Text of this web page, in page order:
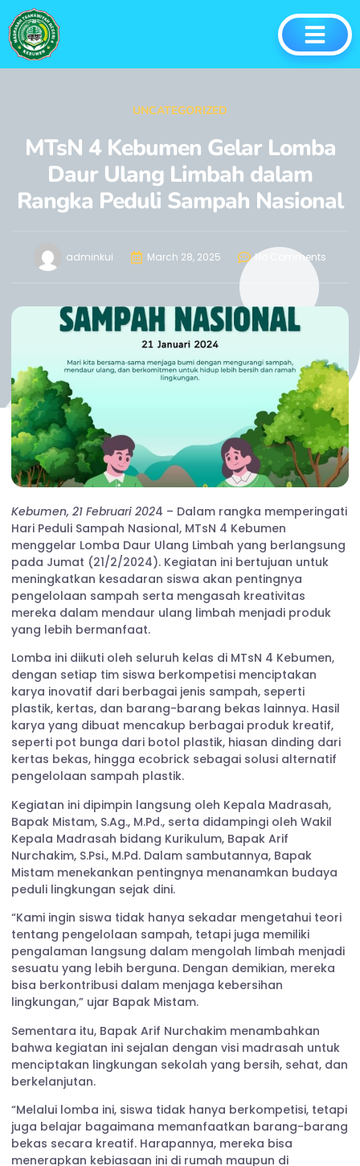
UNCATEGORIZED
MTsN 4 Kebumen Gelar Lomba
Daur Ulang Limbah dalam
Rangka Peduli Sampah Nasional
adminkui March 28, 2025 No Comments
Kebumen, 21 Februari 2024 – Dalam rangka memperingati
Hari Peduli Sampah Nasional, MTsN 4 Kebumen
menggelar Lomba Daur Ulang Limbah yang berlangsung
pada Jumat (21/2/2024). Kegiatan ini bertujuan untuk
meningkatkan kesadaran siswa akan pentingnya
pengelolaan sampah serta mengasah kreativitas
mereka dalam mendaur ulang limbah menjadi produk
yang lebih bermanfaat.
Lomba ini diikuti oleh seluruh kelas di MTsN 4 Kebumen,
dengan setiap tim siswa berkompetisi menciptakan
karya inovatif dari berbagai jenis sampah, seperti
plastik, kertas, dan barang-barang bekas lainnya. Hasil
karya yang dibuat mencakup berbagai produk kreatif,
seperti pot bunga dari botol plastik, hiasan dinding dari
kertas bekas, hingga ecobrick sebagai solusi alternatif
pengelolaan sampah plastik.
Kegiatan ini dipimpin langsung oleh Kepala Madrasah,
Bapak Mistam, S.Ag., M.Pd., serta didampingi oleh Wakil
Kepala Madrasah bidang Kurikulum, Bapak Arif
Nurchakim, S.Psi., M.Pd. Dalam sambutannya, Bapak
Mistam menekankan pentingnya menanamkan budaya
peduli lingkungan sejak dini.
“Kami ingin siswa tidak hanya sekadar mengetahui teori
tentang pengelolaan sampah, tetapi juga memiliki
pengalaman langsung dalam mengolah limbah menjadi
sesuatu yang lebih berguna. Dengan demikian, mereka
bisa berkontribusi dalam menjaga kebersihan
lingkungan,” ujar Bapak Mistam.
Sementara itu, Bapak Arif Nurchakim menambahkan
bahwa kegiatan ini sejalan dengan visi madrasah untuk
menciptakan lingkungan sekolah yang bersih, sehat, dan
berkelanjutan.
“Melalui lomba ini, siswa tidak hanya berkompetisi, tetapi
juga belajar bagaimana memanfaatkan barang-barang
bekas secara kreatif. Harapannya, mereka bisa
menerapkan kebiasaan ini di rumah maupun di